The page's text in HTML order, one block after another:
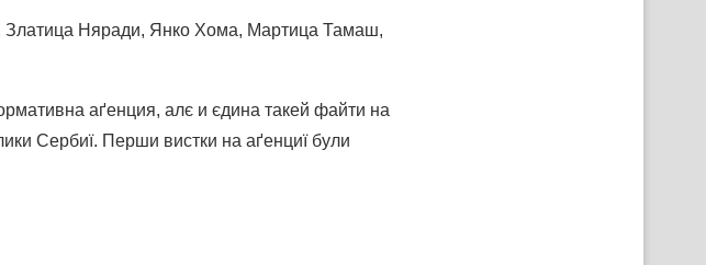
Златица Няради, Янко Хома, Мартица Тамаш,
аґенция, алє и єдина такей файти на
Сербиї. Перши вистки на аґенциї були